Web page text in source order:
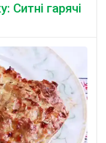
Ситні гарячі